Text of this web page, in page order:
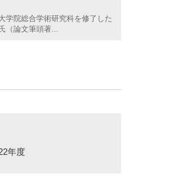
学院総合学術研究科を修了した
（論文筆頭著...
年度